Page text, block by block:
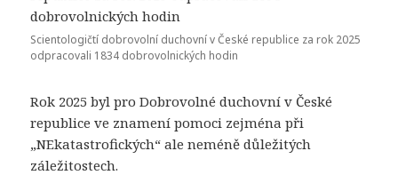
Scientologičtí dobrovolní duchovní v České republice za rok 2025
odpracovali 1834 dobrovolnických hodin
Rok 2025 byl pro Dobrovolné duchovní v České
republice ve znamení pomoci zejména při
„NEkatastrofických“ ale neméně důležitých
záležitostech.